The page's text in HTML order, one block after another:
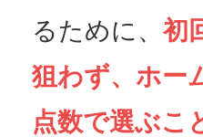
るために、 初
狙わず、ホー
点数で選ぶこ